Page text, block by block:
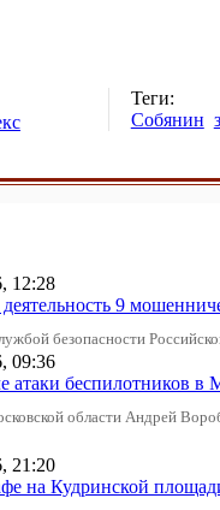
Теги:
Собянин
12:28
9
безопасности
09:36
атаки беспилотников в
области Андрей
21:20
на Кудринской